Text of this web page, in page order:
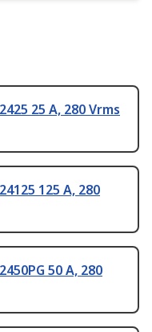
25 A, 280 Vrms
125 A, 280
50 A, 280